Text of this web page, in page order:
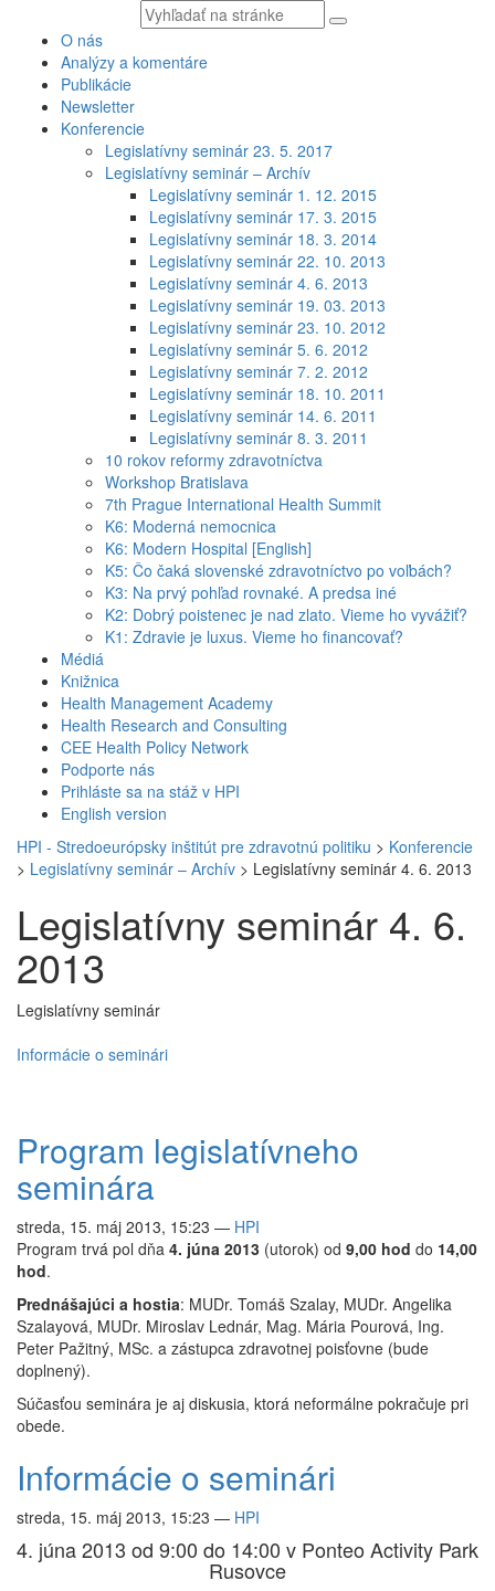
Vyhľadávaný
text
O nás
Analýzy a komentáre
Publikácie
Newsletter
Konferencie
Legislatívny seminár 23. 5. 2017
Legislatívny seminár – Archív
Legislatívny seminár 1. 12. 2015
Legislatívny seminár 17. 3. 2015
Legislatívny seminár 18. 3. 2014
Legislatívny seminár 22. 10. 2013
Legislatívny seminár 4. 6. 2013
Legislatívny seminár 19. 03. 2013
Legislatívny seminár 23. 10. 2012
Legislatívny seminár 5. 6. 2012
Legislatívny seminár 7. 2. 2012
Legislatívny seminár 18. 10. 2011
Legislatívny seminár 14. 6. 2011
Legislatívny seminár 8. 3. 2011
10 rokov reformy zdravotníctva
Workshop Bratislava
7th Prague International Health Summit
K6: Moderná nemocnica
K6: Modern Hospital [English]
K5: Čo čaká slovenské zdravotníctvo po voľbách?
K3: Na prvý pohľad rovnaké. A predsa iné
K2: Dobrý poistenec je nad zlato. Vieme ho vyvážiť?
K1: Zdravie je luxus. Vieme ho financovať?
Médiá
Knižnica
Health Management Academy
Health Research and Consulting
CEE Health Policy Network
Podporte nás
Prihláste sa na stáž v HPI
English version
HPI - Stredoeurópsky inštitút pre zdravotnú politiku > Konferencie
> Legislatívny seminár – Archív > Legislatívny seminár 4. 6. 2013
Legislatívny seminár 4. 6.
2013
Legislatívny seminár
Informácie o seminári
Program legislatívneho
seminára
streda, 15. máj 2013, 15:23 — HPI
Program trvá pol dňa 4. júna 2013 (utorok) od 9,00 hod do 14,00
hod.
Prednášajúci a hostia: MUDr. Tomáš Szalay, MUDr. Angelika
Szalayová, MUDr. Miroslav Lednár, Mag. Mária Pourová, Ing.
Peter Pažitný, MSc. a zástupca zdravotnej poisťovne (bude
doplnený).
Súčasťou seminára je aj diskusia, ktorá neformálne pokračuje pri
obede.
Informácie o seminári
streda, 15. máj 2013, 15:23 — HPI
4. júna 2013 od 9:00 do 14:00 v Ponteo Activity Park
Rusovce